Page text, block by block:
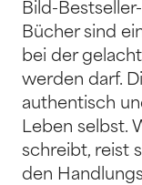
Bild-
Bücher sind
bei der
werden darf.
authentisch
Leben selbst.
schreibt, reist
den